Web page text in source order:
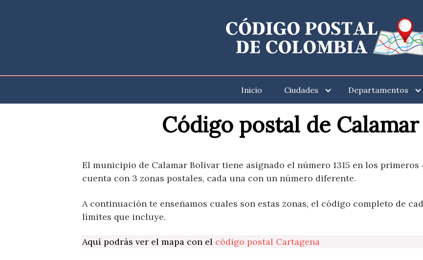
Inicio Ciudades Departamentos
Código postal de
El municipio de Calamar Bolívar tiene asignado el número 1315 en los
cuenta con 3 zonas postales, cada una con un número diferente.
A continuación te enseñamos cuales son estas zonas, el código completo de
límites que incluye.
Aquí podrás ver el mapa con el código postal Cartagena